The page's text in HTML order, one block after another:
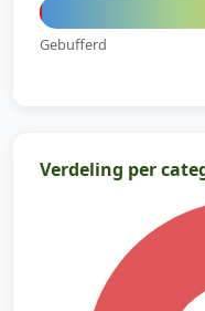
Gebufferd
Verdeling per